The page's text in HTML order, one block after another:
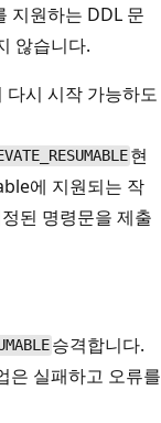
지원하는 DDL 문
않습니다.
다시 시작 가능하도
현
에 지원되는 작
된 명령문을 제출
승격합니다.
은 실패하고 오류를